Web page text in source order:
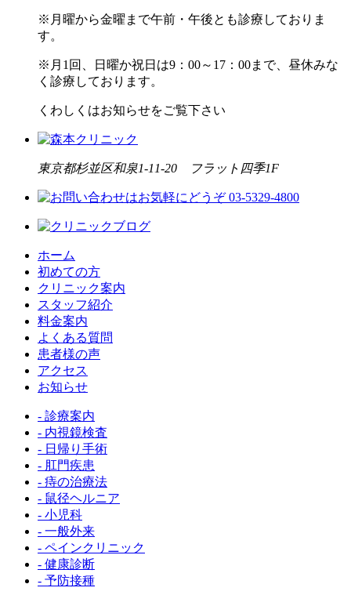
※月曜から金曜まで午前・午後とも診療しておりま
す。
※月1回、日曜か祝日は9：00～17：00まで、昼休みな
く診療しております。
くわしくはお知らせをご覧下さい
東京都杉並区和泉1-11-20 フラット四季1F
ホーム
初めての方
クリニック案内
スタッフ紹介
料金案内
よくある質問
患者様の声
アクセス
お知らせ
- 診療案内
- 内視鏡検査
- 日帰り手術
- 肛門疾患
- 痔の治療法
- 鼠径ヘルニア
- 小児科
- 一般外来
- ペインクリニック
- 健康診断
- 予防接種